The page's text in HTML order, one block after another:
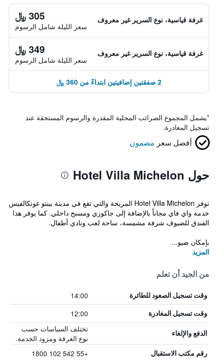
غرفة قياسية، نوع السرير غير معروف 305 ﷼
سعر الليلة شامل الرسوم
غرفة قياسية، نوع السرير غير معروف 349 ﷼
سعر الليلة شامل الرسوم
2 صفقتين إضافيتين ابتداءً من 360 ﷼
*يشمل المجموع الضرائب المحلية المقدرة والرسوم المستحقة عند
تسجيل المغادرة.
أفضل سعر مضمون
حول Hotel Villa Michelon
توفر Hotel Villa Michelon المريحة والتي تقع في مدينة بينتو غونكالفيس
خدمة واي فاي مجاناً بالإضافة إلى جاكوزي ومسبح داخلي. كما يوفر هذا
الفندق للضيوف شرفة مشمسة، ساحة لعب ونادي أطفال.
بإمكان ضيو...
المزيد
من الجيد أن تعلم
وقت تسجيل الصعود للطائرة 14:00
وقت تسجيل المغادرة 12:00
الدفع والإلغاء
تختلف السياسات حسب
نوع الغرفة ومزود الخدمة.
رقم مكتب الاستقبال +55 542 102 1800